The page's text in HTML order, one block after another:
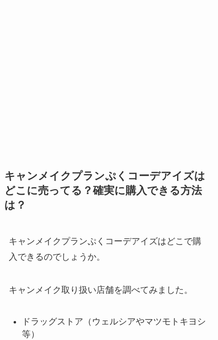
キャンメイクプランぷくコーデアイズは
どこに売ってる？確実に購入できる方法
は？
キャンメイクプランぷくコーデアイズはどこで購
入できるのでしょうか。
キャンメイク取り扱い店舗を調べてみました。
ドラッグストア（ウェルシアやマツモトキヨシ
等）